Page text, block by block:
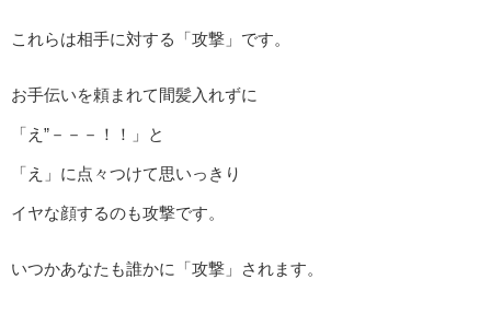
これらは相手に対する「攻撃」です。
お手伝いを頼まれて間髪入れずに
「え”－－－！！」と
「え」に点々つけて思いっきり
イヤな顔するのも攻撃です。
いつかあなたも誰かに「攻撃」されます。